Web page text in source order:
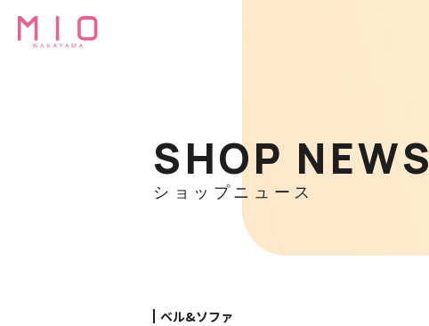
SHOP NEWS
ショップニュース
ベル&ソファ